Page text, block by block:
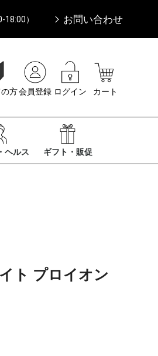
18:00） お問い合わせ
方会員登録 ログイン カート
ヘルス ギフト・販促
ト プロイオン